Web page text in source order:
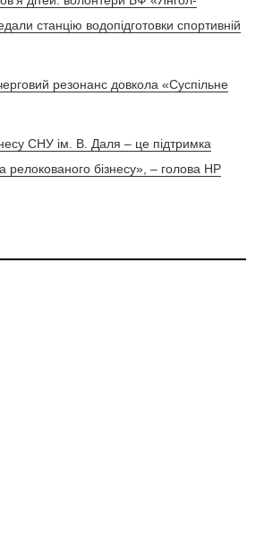
станцію водопідготовки спортивній
резонанс довкола «Суспільне
СНУ ім. В. Даля – це підтримка
релокованого бізнесу», – голова НР